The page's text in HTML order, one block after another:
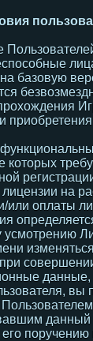
базовую
которых
лицензии на
или оплаты
усмотрению
данные,
вы
данный
его поручению